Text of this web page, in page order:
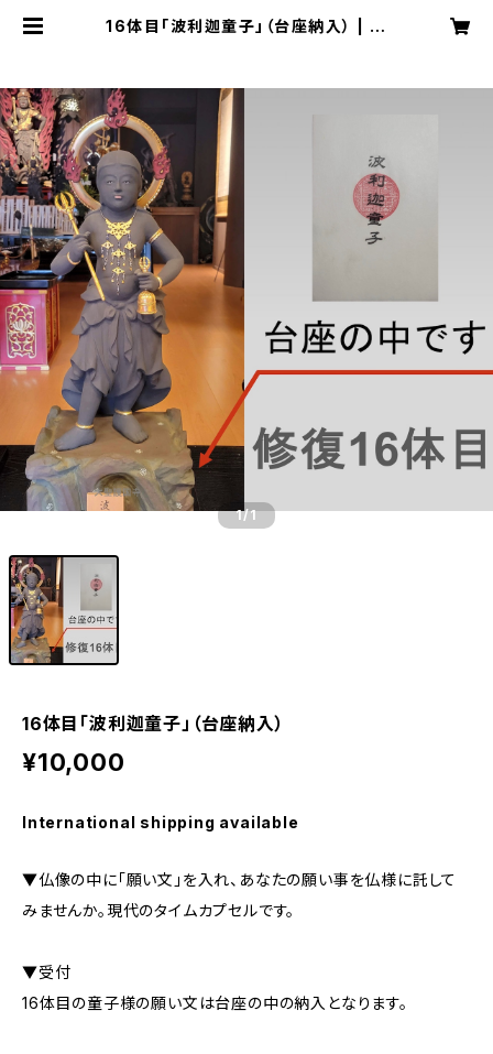
16体目「波利迦童子」（台座納入） | 大
1/1
16体目「波利迦童子」（台座納入）
¥10,000
International shipping available
▼仏像の中に「願い文」を入れ、あなたの願い事を仏様に託して
みませんか。現代のタイムカプセルです。
▼受付
16体目の童子様の願い文は台座の中の納入となります。